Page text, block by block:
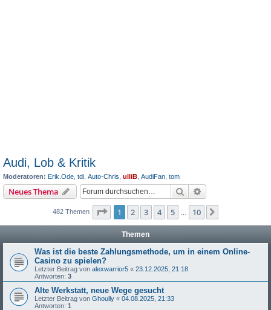
Audi, Lob & Kritik
Moderatoren: Erik.Ode tdi Auto-Chris ulliB AudiFan tom
Neues Thema Suche
482 Themen Seite 1von 10
1 2 3 4 5 10
Themen
Was ist die beste Zahlungsmethode, um in einem Online-
Casino zu spielen?
Letzter Beitrag von alexwarrior5 « 23.12.2025, 21:18
Antworten: 3
Alte Werkstatt, neue Wege gesucht
Letzter Beitrag von Ghoully « 04.08.2025, 21:33
Antworten: 1